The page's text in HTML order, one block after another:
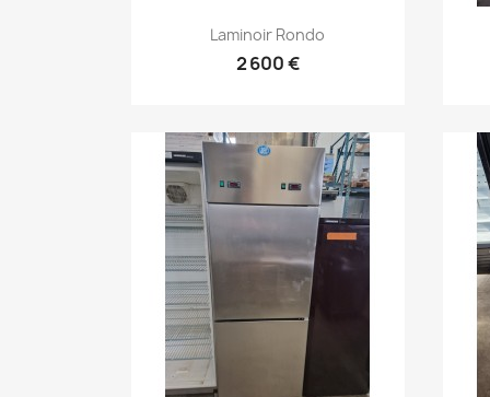
Aperçu rapide
Laminoir Rondo
2 600 €